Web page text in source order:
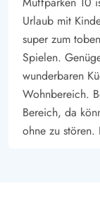
Urlaub mit
super zum
Spielen.
wunderbaren
Wohnbereich.
Bereich, da
ohne zu